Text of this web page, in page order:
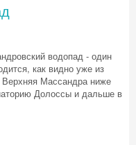
водопад - один
как видно уже из
Верхняя Массандра ниже
Долоссы и дальше в